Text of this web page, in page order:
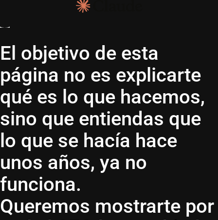
El objetivo de esta
página no es explicarte
qué es lo que hacemos,
sino que entiendas que
lo que se hacía hace
unos años, ya no
funciona.
Queremos mostrarte por